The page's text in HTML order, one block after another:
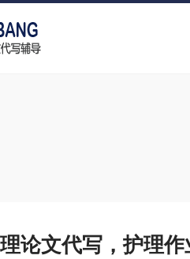
论文代写，护理